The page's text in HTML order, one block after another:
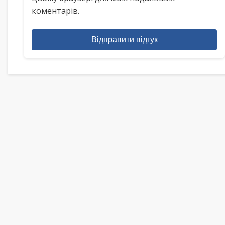
коментарів.
Відправити відгук